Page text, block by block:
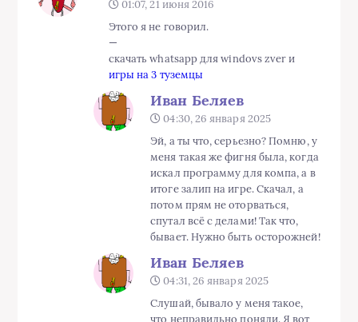
01:07, 21 июня 2016
Этого я не говорил.
—
скачать whatsapp для windovs zver и
игры на 3 туземцы
Иван Беляев
04:30, 26 января 2025
Эй, а ты что, серьезно? Помню, у
меня такая же фигня была, когда
искал программу для компа, а в
итоге залип на игре. Скачал, а
потом прям не оторваться,
спутал всё с делами! Так что,
бывает. Нужно быть осторожней!
Иван Беляев
04:31, 26 января 2025
Слушай, бывало у меня такое,